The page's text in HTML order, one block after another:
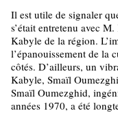
Il est utile de signaler
s’était entretenu avec
Kabyle de la région.
l’épanouissement de la
côtés. D’ailleurs, un
Kabyle, Smaïl
Smaïl Oumezghid,
années 1970, a été